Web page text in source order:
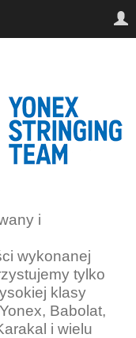
i
wykonanej
tylko
klasy
Babolat,
i wielu